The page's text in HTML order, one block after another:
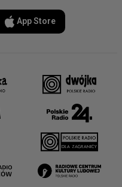
App Store